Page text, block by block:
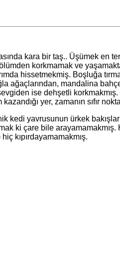
kara bir taş.. Üşümek en terli
korkmamak ve
hissetmekmiş. Boşluğa
ağaçlarından, mandalina
ise dehşetli
yer, zamanın sıfır
yavrusunun ürkek
ki çare bile arayamamakmış.
kıpırdayamamakmış.